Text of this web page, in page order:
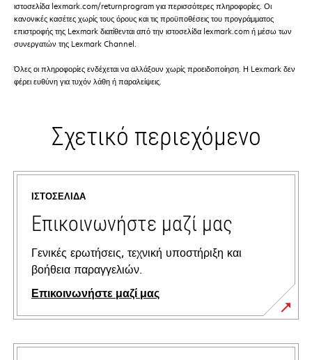
ιστοσελίδα lexmark.com/returnprogram για περισσότερες πληροφορίες. Οι
κανονικές κασέτες χωρίς τους όρους και τις προϋποθέσεις του προγράμματος
επιστροφής της Lexmark διατίθενται από την ιστοσελίδα lexmark.com ή μέσω των
συνεργατών της Lexmark Channel.
Όλες οι πληροφορίες ενδέχεται να αλλάξουν χωρίς προειδοποίηση. Η Lexmark δεν
φέρει ευθύνη για τυχόν λάθη ή παραλείψεις.
Σχετικό περιεχόμενο
ΙΣΤΟΣΕΛΊΔΑ
Επικοινωνήστε μαζί μας
Γενικές ερωτήσεις, τεχνική υποστήριξη και
βοήθεια παραγγελιών.
Επικοινωνήστε μαζί μας